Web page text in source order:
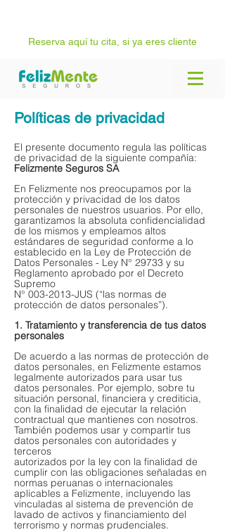
Reserva aquí tu cita, si ya eres cliente
Políticas de privacidad
El presente documento regula las políticas
de privacidad de la siguiente compañía:
Felizmente Seguros SA
En Felizmente nos preocupamos por la
protección y privacidad de los datos
personales de nuestros usuarios. Por ello,
garantizamos la absoluta confidencialidad
de los mismos y empleamos altos
estándares de seguridad conforme a lo
establecido en la Ley de Protección de
Datos Personales - Ley N° 29733 y su
Reglamento aprobado por el Decreto
Supremo
N° 003-2013-JUS (“las normas de
protección de datos personales”).
1. Tratamiento y transferencia de tus datos
personales
De acuerdo a las normas de protección de
datos personales, en Felizmente estamos
legalmente autorizados para usar tus
datos personales. Por ejemplo, sobre tu
situación personal, financiera y crediticia,
con la finalidad de ejecutar la relación
contractual que mantienes con nosotros.
También podemos usar y compartir tus
datos personales con autoridades y
terceros
autorizados por la ley con la finalidad de
cumplir con las obligaciones señaladas en
normas peruanas o internacionales
aplicables a Felizmente, incluyendo las
vinculadas al sistema de prevención de
lavado de activos y financiamiento del
terrorismo y normas prudenciales.